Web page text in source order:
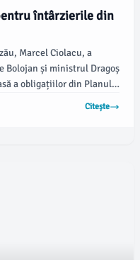
întârzierile din
Marcel Ciolacu, a
Bolojan și ministrul Dragoș
a obligațiilor din Planul
Într-un mesaj pe
acestora ar putea
Citește